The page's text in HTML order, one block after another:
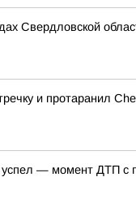
Свердловской
и протаранил
успел — момент ДТП